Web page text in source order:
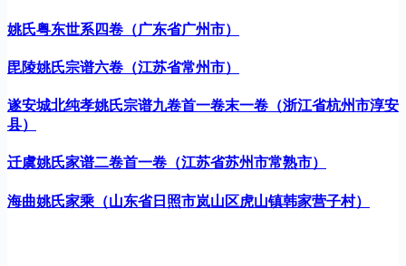
姚氏粤东世系四卷（广东省广州市）
毘陵姚氏宗谱六卷（江苏省常州市）
遂安城北纯孝姚氏宗谱九卷首一卷末一卷（浙江省杭州市淳安
县）
迁虞姚氏家谱二卷首一卷（江苏省苏州市常熟市）
海曲姚氏家乘（山东省日照市岚山区虎山镇韩家营子村）